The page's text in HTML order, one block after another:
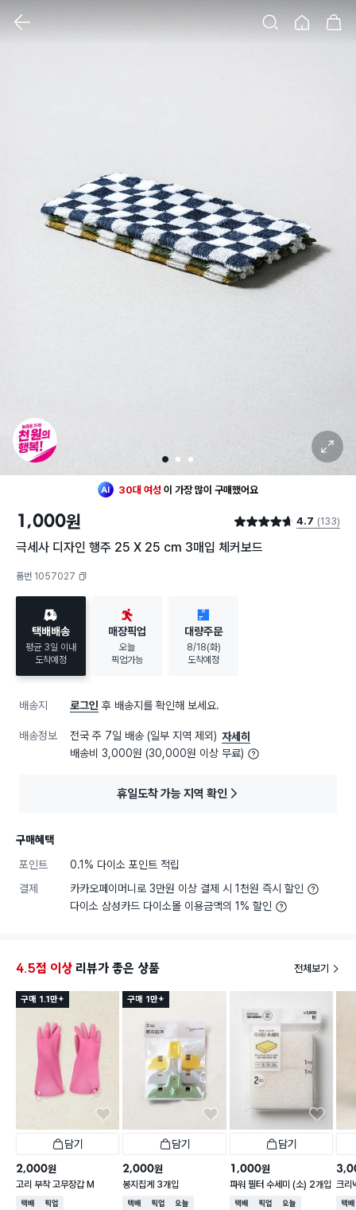
1 2 3
확대 보기
최근 한달72명이구매했어요
구매했어요
1,000원 별점 4.7점 4.7 (133)
극세사 디자인 행주 25 X 25 cm 3매입 체커보드
품번 1057027
택배배송
평균 3일 이내
도착예정
매장픽업
오늘
픽업가능
대량주문
8/18(화)
도착예정
배송지 로그인 후 배송지를 확인해 보세요.
배송정보 전국 주 7일 배송 (일부 지역 제외) 자세히
배송비 3,000원 (30,000원 이상 무료)
휴일도착 가능 지역 확인
구매혜택
포인트
0.1% 다이소 포인트 적립
결제
카카오페이머니로 3만원 이상 결제 시 1천원 즉시 할인
다이소 삼성카드 다이소몰 이용금액의 1% 할인
4.5점 이상 리뷰가 좋은 상품 전체보기
구매 1.1만+
담기
2,000원
고리 부착 고무장갑 M
택배배송매장픽업
구매 1만+
담기
2,000원
봉지집게 3개입
택배배송매장픽업오늘배송
담기
1,000원
파워 필터 수세미 (소) 2개입
택배배송매장픽업오늘배송
크리
주
택배